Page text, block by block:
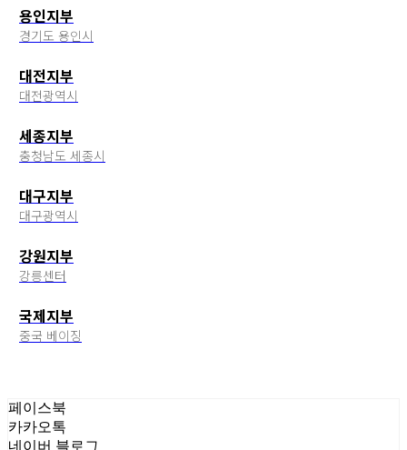
용인지부
경기도 용인시
대전지부
대전광역시
세종지부
충청남도 세종시
대구지부
대구광역시
강원지부
강릉센터
국제지부
중국 베이징
페이스북
카카오톡
네이버 블로그